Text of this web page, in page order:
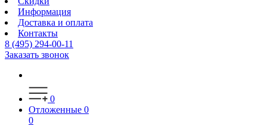
Информация
Доставка и оплата
Контакты
8 (495) 294-00-11
Заказать звонок
0
Отложенные 0
0